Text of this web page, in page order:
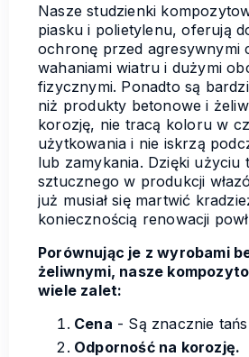
Nasze studzienki
piasku i polietylenu, oferują
ochronę przed agresywnymi
wahaniami wiatru i dużymi
fizycznymi. Ponadto są
niż produkty betonowe i
korozję, nie tracą koloru w
użytkowania i nie iskrzą
lub zamykania. Dzięki użyciu
sztucznego w produkcji
już musiał się martwić
koniecznością renowacji
Porównując je z wyrobami
żeliwnymi, nasze
wiele zalet:
Cena - Są znacznie
Odporność na korozję.